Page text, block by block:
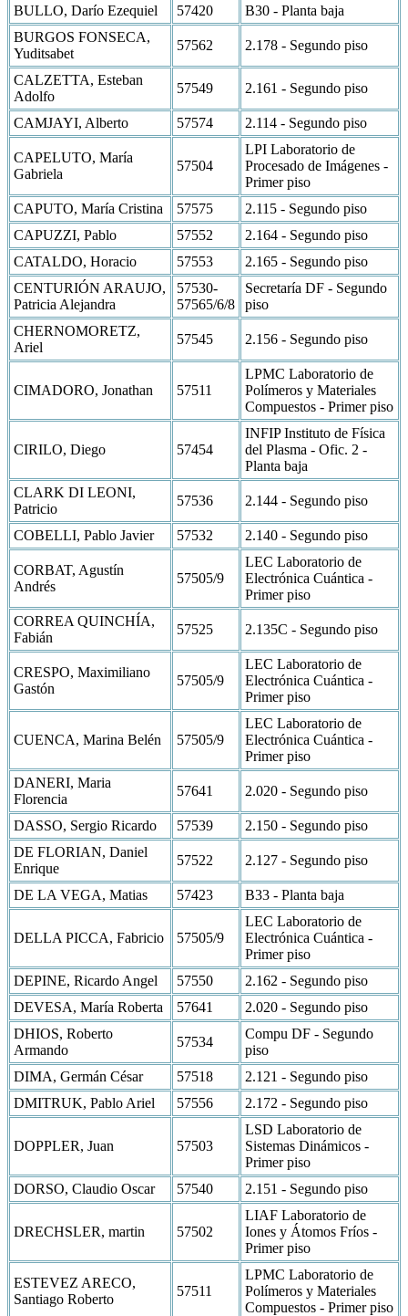
BULLO, Darío Ezequiel 57420
B30 - Planta baja
BURGOS FONSECA,
Yuditsabet
57562 2.178 - Segundo piso
CALZETTA, Esteban
Adolfo
57549 2.161 - Segundo piso
CAMJAYI, Alberto 57574 2.114 - Segundo piso
CAPELUTO, María
Gabriela
57504
LPI Laboratorio de
Procesado de Imágenes -
Primer piso
CAPUTO, María Cristina
57575
2.115 - Segundo piso
CAPUZZI, Pablo
57552
2.164 - Segundo piso
CATALDO, Horacio
57553
2.165 - Segundo piso
CENTURIÓN ARAUJO,
Patricia Alejandra
57530-
57565/6/8
Secretaría DF - Segundo
piso
CHERNOMORETZ,
Ariel
57545 2.156 - Segundo piso
CIMADORO, Jonathan 57511
LPMC Laboratorio de
Polímeros y Materiales
Compuestos - Primer piso
CIRILO, Diego 57454
INFIP Instituto de Física
del Plasma - Ofic. 2 -
Planta baja
CLARK DI LEONI,
Patricio
57536 2.144 - Segundo piso
COBELLI, Pablo Javier 57532 2.140 - Segundo piso
CORBAT, Agustín
Andrés
57505/9
LEC Laboratorio de
Electrónica Cuántica -
Primer piso
CORREA QUINCHÍA,
Fabián
57525 2.135C - Segundo piso
CRESPO, Maximiliano
Gastón
57505/9
LEC Laboratorio de
Electrónica Cuántica -
Primer piso
CUENCA, Marina Belén 57505/9
LEC Laboratorio de
Electrónica Cuántica -
Primer piso
DANERI, Maria
Florencia
57641 2.020 - Segundo piso
DASSO, Sergio Ricardo 57539
2.150 - Segundo piso
DE FLORIAN, Daniel
Enrique
57522 2.127 - Segundo piso
DE LA VEGA, Matias 57423 B33 - Planta baja
DELLA PICCA, Fabricio 57505/9
LEC Laboratorio de
Electrónica Cuántica -
Primer piso
DEPINE, Ricardo Angel
57550
2.162 - Segundo piso
DEVESA, María Roberta
57641
2.020 - Segundo piso
DHIOS, Roberto
Armando
57534
Compu DF - Segundo
piso
DIMA, Germán César
57518
2.121 - Segundo piso
DMITRUK, Pablo Ariel
57556 2.172 - Segundo piso
DOPPLER, Juan 57503
LSD Laboratorio de
Sistemas Dinámicos -
Primer piso
DORSO, Claudio Oscar
57540 2.151 - Segundo piso
DRECHSLER, martin 57502
LIAF Laboratorio de
Iones y Átomos Fríos -
Primer piso
ESTEVEZ ARECO,
Santiago Roberto
57511
LPMC Laboratorio de
Polímeros y Materiales
Compuestos - Primer piso